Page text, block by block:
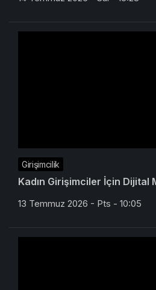
Girişimcilik
Kadın Girişimciler İçin Dijital
13 Temmuz 2026 - Pts - 10:05